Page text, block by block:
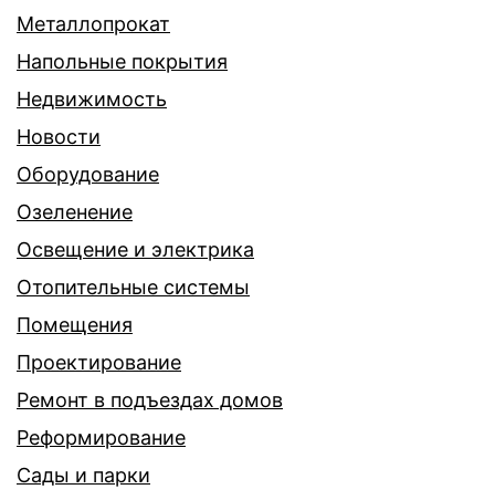
Металлопрокат
Напольные покрытия
Недвижимость
Новости
Оборудование
Озеленение
Освещение и электрика
Отопительные системы
Помещения
Проектирование
Ремонт в подъездах домов
Реформирование
Сады и парки